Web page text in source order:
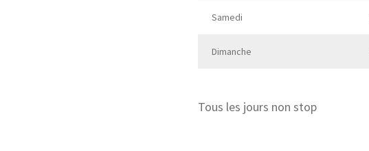
Samedi
Dimanche
Tous les jours non stop